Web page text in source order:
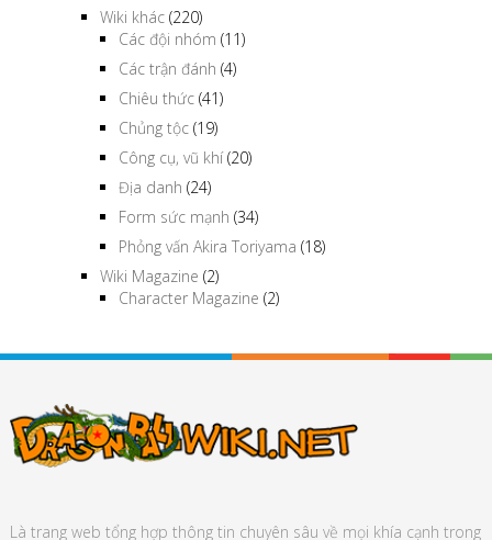
Wiki khác (220)
Các đội nhóm (11)
Các trận đánh (4)
Chiêu thức (41)
Chủng tộc (19)
Công cụ, vũ khí(20)
Địa danh (24)
Form sức mạnh (34)
Phỏng vấn Akira Toriyama (18)
Wiki Magazine (2)
Character Magazine (2)
Là trang web tổng hợp thông tin chuyên sâu về mọi khía cạnh trong